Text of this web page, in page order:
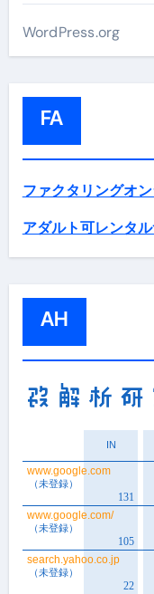
WordPress.org
FA
ファクタリングオ
アダルト可レンタ
AH